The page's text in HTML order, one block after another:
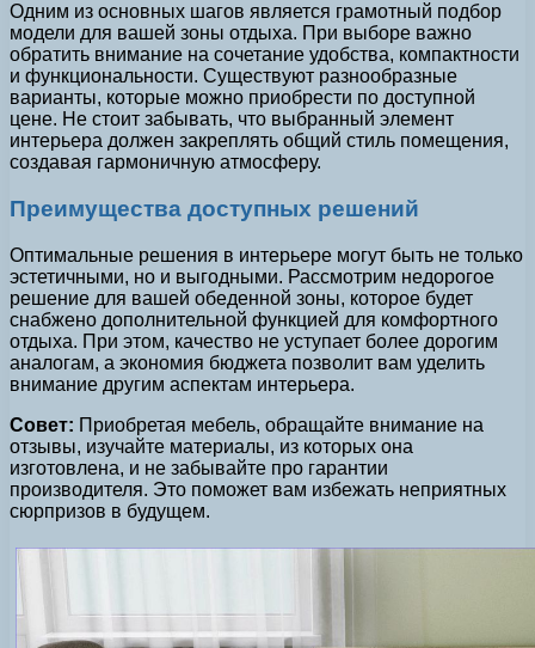
Одним из основных шагов является грамотный подбор
модели для вашей зоны отдыха. При выборе важно
обратить внимание на сочетание удобства, компактности
и функциональности. Существуют разнообразные
варианты, которые можно приобрести по доступной
цене. Не стоит забывать, что выбранный элемент
интерьера должен закреплять общий стиль помещения,
создавая гармоничную атмосферу.
Преимущества доступных решений
Оптимальные решения в интерьере могут быть не только
эстетичными, но и выгодными. Рассмотрим недорогое
решение для вашей обеденной зоны, которое будет
снабжено дополнительной функцией для комфортного
отдыха. При этом, качество не уступает более дорогим
аналогам, а экономия бюджета позволит вам уделить
внимание другим аспектам интерьера.
Совет: Приобретая мебель, обращайте внимание на
отзывы, изучайте материалы, из которых она
изготовлена, и не забывайте про гарантии
производителя. Это поможет вам избежать неприятных
сюрпризов в будущем.